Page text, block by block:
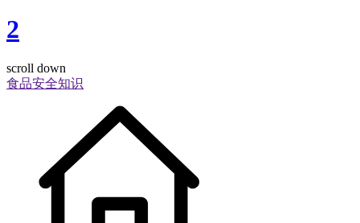
2
scroll down
食品安全知识